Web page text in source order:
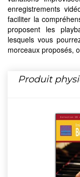
enregistrements
faciliter la
proposent les
lesquels vous
morceaux proposés,
Produit